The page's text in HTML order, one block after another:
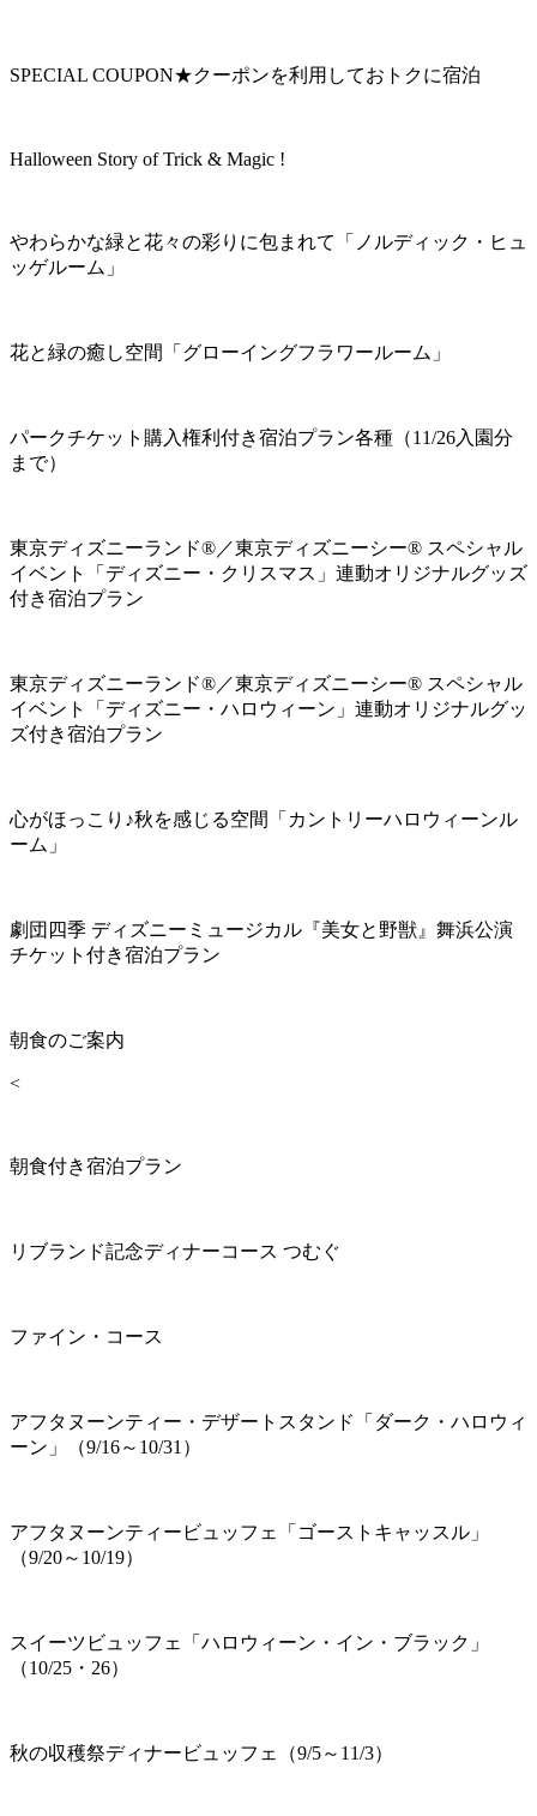
SPECIAL COUPON★クーポンを利用しておトクに宿泊
Halloween Story of Trick & Magic !
やわらかな緑と花々の彩りに包まれて「ノルディック・ヒュ
ッゲルーム」
花と緑の癒し空間「グローイングフラワールーム」
パークチケット購入権利付き宿泊プラン各種（11/26入園分
まで）
東京ディズニーランド®／東京ディズニーシー® スペシャル
イベント「ディズニー・クリスマス」連動オリジナルグッズ
付き宿泊プラン
東京ディズニーランド®／東京ディズニーシー® スペシャル
イベント「ディズニー・ハロウィーン」連動オリジナルグッ
ズ付き宿泊プラン
心がほっこり♪秋を感じる空間「カントリーハロウィーンル
ーム」
劇団四季 ディズニーミュージカル『美女と野獣』舞浜公演
チケット付き宿泊プラン
朝食のご案内
<
朝食付き宿泊プラン
リブランド記念ディナーコース つむぐ
ファイン・コース
アフタヌーンティー・デザートスタンド「ダーク・ハロウィ
ーン」（9/16～10/31）
アフタヌーンティービュッフェ「ゴーストキャッスル」
（9/20～10/19）
スイーツビュッフェ「ハロウィーン・イン・ブラック」
（10/25・26）
秋の収穫祭ディナービュッフェ（9/5～11/3）